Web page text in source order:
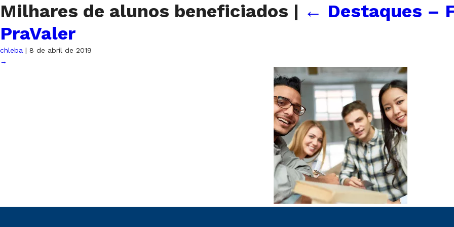
Milhares de alunos beneficiados | ← Destaques –
PraValer
chleba | 8 de abril de 2019
→